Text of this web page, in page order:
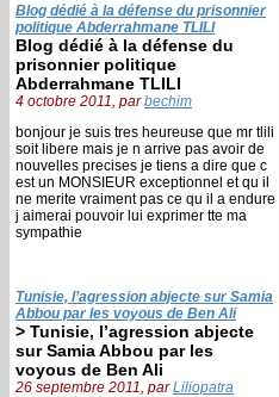
Blog dédié à la défense du prisonnier
politique Abderrahmane TLILI
Blog dédié à la défense du
prisonnier politique
Abderrahmane TLILI
4 octobre 2011, parbechim
bonjour je suis tres heureuse que mr tlili
soit libere mais je n arrive pas avoir de
nouvelles precises je tiens a dire que c
est un MONSIEUR exceptionnel et qu il
ne merite vraiment pas ce qu il a endure
j aimerai pouvoir lui exprimer tte ma
sympathie
Tunisie, l’agression abjecte sur Samia
Abbou par les voyous de Ben Ali
> Tunisie, l’agression abjecte
sur Samia Abbou par les
voyous de Ben Ali
26 septembre 2011, parLiliopatra